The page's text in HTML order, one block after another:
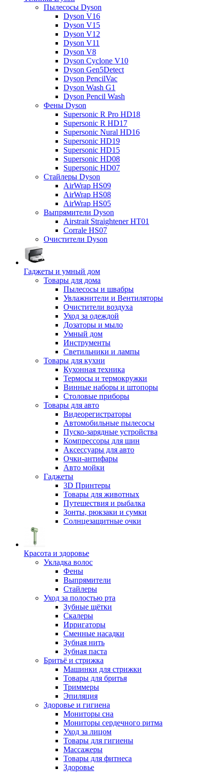
Пылесосы Dyson
Dyson V16
Dyson V15
Dyson V12
Dyson V11
Dyson V8
Dyson Cyclone V10
Dyson Gen5Detect
Dyson PencilVac
Dyson Wash G1
Dyson Pencil Wash
Фены Dyson
Supersonic R Pro HD18
Supersonic R HD17
Supersonic Nural HD16
Supersonic HD19
Supersonic HD15
Supersonic HD08
Supersonic HD07
Стайлеры Dyson
AirWrap HS09
AirWrap HS08
AirWrap HS05
Выпрямители Dyson
Airstrait Straightener HT01
Corrale HS07
Очистители Dyson
Гаджеты и умный дом
Товары для дома
Пылесосы и швабры
Увлажнители и Вентиляторы
Очистители воздуха
Уход за одеждой
Дозаторы и мыло
Умный дом
Инструменты
Светильники и лампы
Товары для кухни
Кухонная техника
Термосы и термокружки
Винные наборы и штопоры
Столовые приборы
Товары для авто
Видеорегистраторы
Автомобильные пылесосы
Пуско-зарядные устройства
Компрессоры для шин
Аксессуары для авто
Очки-антифары
Авто мойки
Гаджеты
3D Принтеры
Товары для животных
Путешествия и рыбалка
Зонты, рюкзаки и сумки
Солнцезащитные очки
Красота и здоровье
Укладка волос
Фены
Выпрямители
Стайлеры
Уход за полостью рта
Зубные щётки
Скалеры
Ирригаторы
Сменные насадки
Зубная нить
Зубная паста
Бритьё и стрижка
Машинки для стрижки
Товары для бритья
Триммеры
Эпиляция
Здоровье и гигиена
Мониторы сна
Мониторы сердечного ритма
Уход за лицом
Товары для гигиены
Массажеры
Товары для фитнеса
Здоровье